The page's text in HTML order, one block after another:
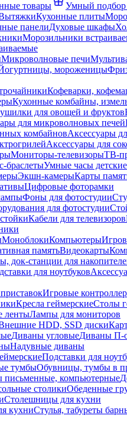
товары Умный подбор
Кухонные плиты
панелиДуховые шкафы
Морозильники
Микроволновые печи
мороженицы
Кофеварки,
Кухонные комбайны,
для овощей и фруктов
для микроволновых печей
комбайновАксессуары
Аксессуары для
Мониторы-телевизорыТВ-
браслетыУмные часы детские
Экшн-камерыКарты
Цифровые фоторамки
Фоны для фотостудии
для фотостудии
Кабели для телевизоров
МоноблокиКомпьютеры
памятьВидеокарты
док-станции для
для ноутбуков
Игровые
Кресла геймерскиеСтолы
лентыЛампы для мониторов
HDD, SSD диски
Диваны угловыеДиваны П-
Надувные диваны
Подставки для
тумбыОбувницы, тумбы в
письменные, компьютерные
столикиОбеденные
Столешницы для кухни
кухниСтулья, табуреты